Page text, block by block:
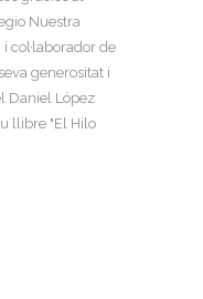
Nuestra
col·laborador de
generositat i
Daniel López
llibre "El Hilo